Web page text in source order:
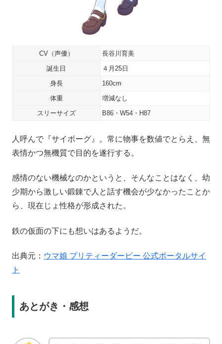
CV（声優）
長谷川育美
誕生日
４月25日
身長
160cm
体重
増減なし
スリーサイズ
B86・W54・H87
人呼んで『サイボーグ』。常に物事を数値でとらえ、無
表情かつ無機質で目的を遂行する。
感情のない機械なのかというと、そんなことはなく、幼
少期から激しい鍛錬で人と話す機会が少なかったことか
ら、現在じょ性格が形成された。
鉄の仮面の下にも想いはあるようだ。
出典元： ウマ娘 プリティーダービー 公式ポータルサイ
ト
あとがき・感想